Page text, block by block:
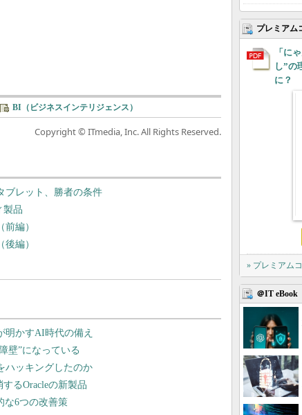
BI（ビジネスインテリジェンス）
Copyright © ITmedia, Inc. All Rights Reserved.
レット、勝者の条件
製品
編）
編）
プレミアム
「に
し”の
に？
» プレミアム
＠IT eBook